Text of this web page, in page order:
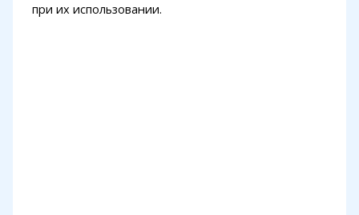
при их использовании.